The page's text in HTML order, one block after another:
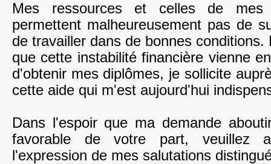
Mes ressources et celles de
permettent malheureusement pas de
de travailler dans de bonnes conditions.
que cette instabilité financière vienne
d'obtenir mes diplômes, je sollicite
cette aide qui m'est aujourd'hui
Dans l'espoir que ma demande
favorable de votre part, veuillez
l'expression de mes salutations